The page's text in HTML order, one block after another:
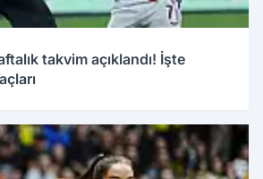
takvim açıklandı! İşte